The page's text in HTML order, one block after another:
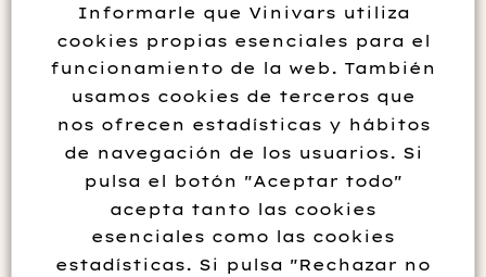
TORO ALBALA DON PX
1999
Informarle que Vinivars utiliza
cookies propias esenciales para el
funcionamiento de la web. También
usamos cookies de terceros que
nos ofrecen estadísticas y hábitos
de navegación de los usuarios. Si
pulsa el botón "Aceptar todo"
acepta tanto las cookies
esenciales como las cookies
estadísticas. Si pulsa "Rechazar no